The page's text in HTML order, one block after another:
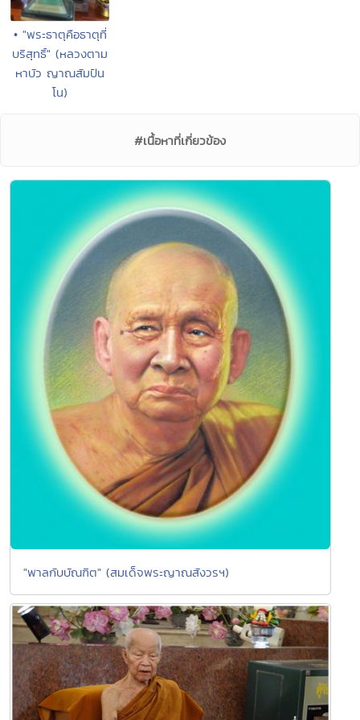
• "พระธาตุคือธาตุที่
บริสุทธิ์" (หลวงตาม
หาบัว ญาณสัมปัน
โน)
#เนื้อหาที่เกี่ยวข้อง
"พาลกับบัณฑิต" (สมเด็จพระญาณสังวรฯ)